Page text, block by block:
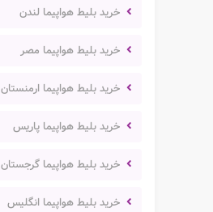
خرید بلیط هواپیما لندن
خرید بلیط هواپیما مصر
خرید بلیط هواپیما ارمنستان
خرید بلیط هواپیما پاریس
خرید بلیط هواپیما گرجستان
خرید بلیط هواپیما انگلیس